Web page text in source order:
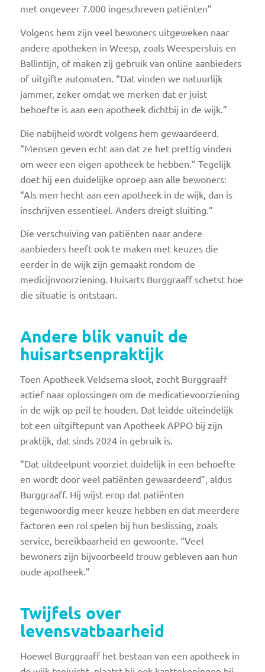
met ongeveer 7.000 ingeschreven patiënten”
Volgens hem zijn veel bewoners uitgeweken naar
andere apotheken in Weesp, zoals Weespersluis en
Ballintijn, of maken zij gebruik van online aanbieders
of uitgifte automaten. “Dat vinden we natuurlijk
jammer, zeker omdat we merken dat er juist
behoefte is aan een apotheek dichtbij in de wijk.”
Die nabijheid wordt volgens hem gewaardeerd.
“Mensen geven echt aan dat ze het prettig vinden
om weer een eigen apotheek te hebben.” Tegelijk
doet hij een duidelijke oproep aan alle bewoners:
“Als men hecht aan een apotheek in de wijk, dan is
inschrijven essentieel. Anders dreigt sluiting.”
Die verschuiving van patiënten naar andere
aanbieders heeft ook te maken met keuzes die
eerder in de wijk zijn gemaakt rondom de
medicijnvoorziening. Huisarts Burggraaff schetst hoe
die situatie is ontstaan.
Andere blik vanuit de
huisartsenpraktijk
Toen Apotheek Veldsema sloot, zocht Burggraaff
actief naar oplossingen om de medicatievoorziening
in de wijk op peil te houden. Dat leidde uiteindelijk
tot een uitgiftepunt van Apotheek APPO bij zijn
praktijk, dat sinds 2024 in gebruik is.
“Dat uitdeelpunt voorziet duidelijk in een behoefte
en wordt door veel patiënten gewaardeerd”, aldus
Burggraaff. Hij wijst erop dat patiënten
tegenwoordig meer keuze hebben en dat meerdere
factoren een rol spelen bij hun beslissing, zoals
service, bereikbaarheid en gewoonte. “Veel
bewoners zijn bijvoorbeeld trouw gebleven aan hun
oude apotheek.”
Twijfels over
levensvatbaarheid
Hoewel Burggraaff het bestaan van een apotheek in